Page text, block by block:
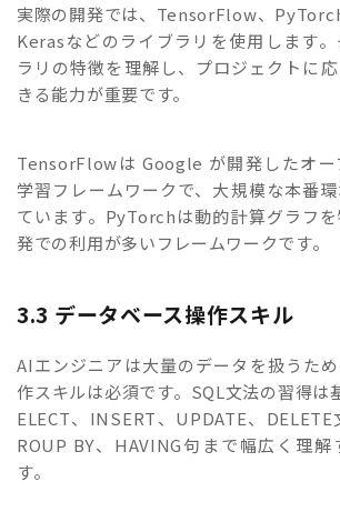
実際の開発では、TensorFlow、
Kerasなどのライブラリを使用します
ラリの特徴を理解し、プロジェクトに
きる能力が重要です。
TensorFlowは Google が開発したオー
学習フレームワークで、大規模な本番
ています。PyTorchは動的計算グラフ
発での利用が多いフレームワークです。
3.3 データベース操作スキル
AIエンジニアは大量のデータを扱うた
作スキルは必須です。SQL文法の習得は
ELECT、INSERT、UPDATE、
ROUP BY、HAVING句まで幅広く理解
す。